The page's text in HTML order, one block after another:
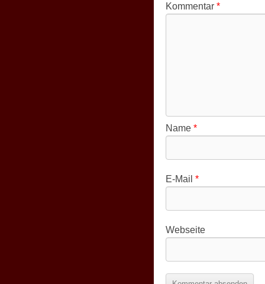
Kommentar *
Name *
E-Mail *
Webseite